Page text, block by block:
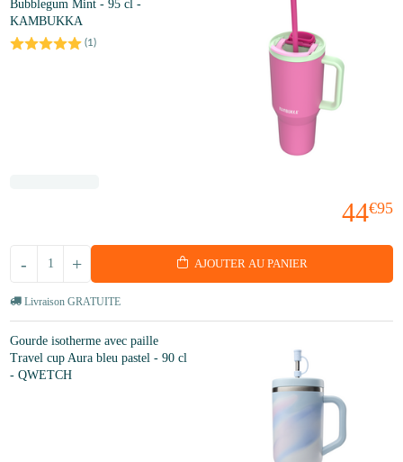
Bubblegum Mint - 95 cl -
KAMBUKKA
(1)
44€95
+
- AJOUTER AU PANIER
Livraison GRATUITE
Gourde isotherme avec paille
Travel cup Aura bleu pastel - 90 cl
- QWETCH